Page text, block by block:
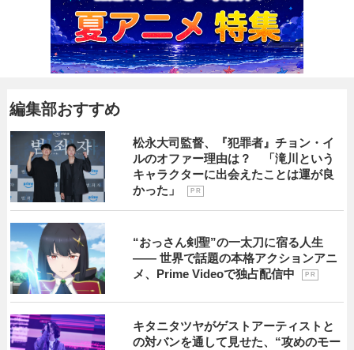
編集部おすすめ
松永大司監督、『犯罪者』チョン・イ
ルのオファー理由は？ 「滝川という
キャラクターに出会えたことは運が良
かった」
P R
“おっさん剣聖”の一太刀に宿る人生
―― 世界で話題の本格アクションアニ
メ、Prime Videoで独占配信中
P R
キタニタツヤがゲストアーティストと
の対バンを通して見せた、“攻めのモー